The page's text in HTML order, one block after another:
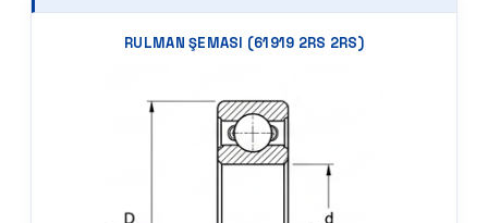
RULMAN ŞEMASI (61919 2RS 2RS)